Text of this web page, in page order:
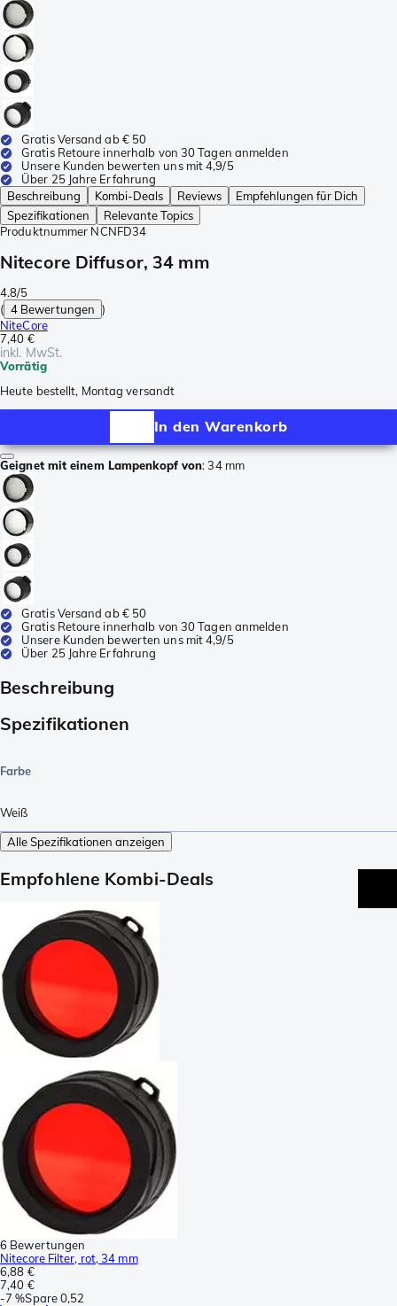
Gratis Versand ab € 50
Gratis Retoure innerhalb von 30 Tagen anmelden
Unsere Kunden bewerten uns mit 4,9/5
Über 25 Jahre Erfahrung
Beschreibung
Kombi-Deals Reviews
Empfehlungen für Dich
Spezifikationen
Relevante Topics
Produktnummer NCNFD34
Nitecore Diffusor, 34 mm
4.8/5
( 4 Bewertungen )
NiteCore
7,40 €
inkl. MwSt.
Vorrätig
Heute bestellt, Montag versandt
In den Warenkorb
Geignet mit einem Lampenkopf von:34 mm
Gratis Versand ab € 50
Gratis Retoure innerhalb von 30 Tagen anmelden
Unsere Kunden bewerten uns mit 4,9/5
Über 25 Jahre Erfahrung
Beschreibung
Spezifikationen
Farbe
Weiß
Alle Spezifikationen anzeigen
Empfohlene Kombi-Deals
6 Bewertungen
Nitecore Filter, rot, 34 mm
6,88 €
7,40 €
-7 %Spare0,52